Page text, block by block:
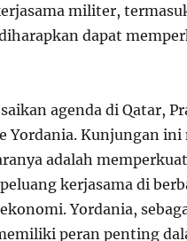
militer,
dapat
agenda di Qatar,
Yordania. Kunjungan
adalah
kerjasama di
Yordania,
peran penting